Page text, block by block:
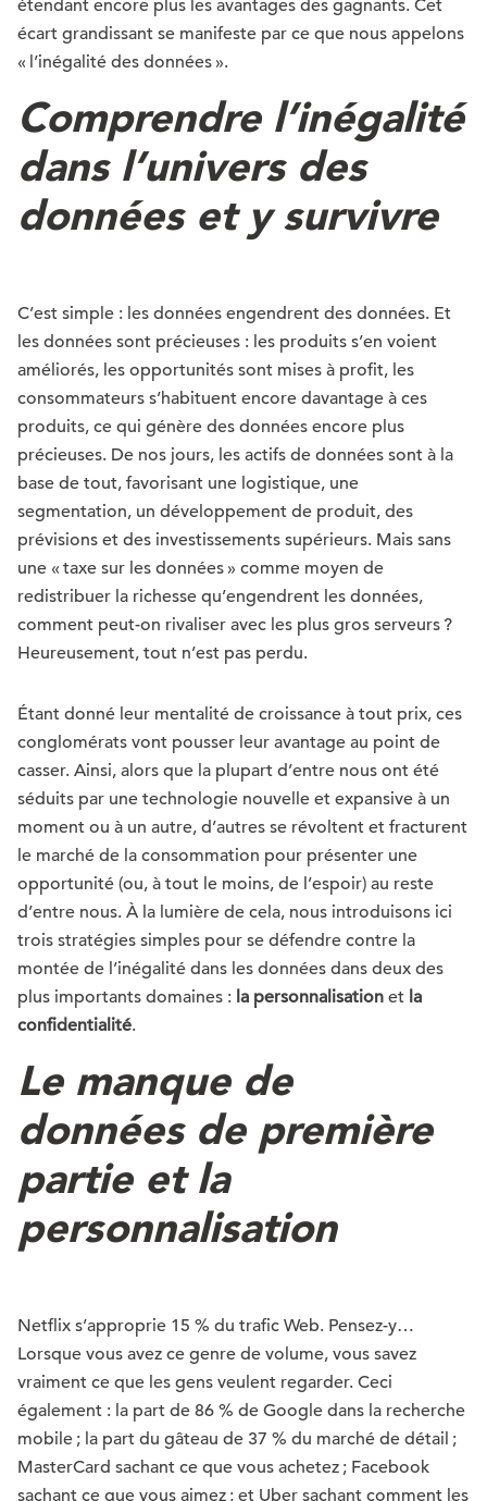
étendant encore plus les avantages des gagnants. Cet
écart grandissant se manifeste par ce que nous appelons
« l’inégalité des données ».
Comprendre l’inégalité
dans l’univers des
données et y survivre
C’est simple : les données engendrent des données. Et
les données sont précieuses : les produits s’en voient
améliorés, les opportunités sont mises à profit, les
consommateurs s’habituent encore davantage à ces
produits, ce qui génère des données encore plus
précieuses. De nos jours, les actifs de données sont à la
base de tout, favorisant une logistique, une
segmentation, un développement de produit, des
prévisions et des investissements supérieurs. Mais sans
une « taxe sur les données » comme moyen de
redistribuer la richesse qu’engendrent les données,
comment peut-on rivaliser avec les plus gros serveurs ?
Heureusement, tout n’est pas perdu.
Étant donné leur mentalité de croissance à tout prix, ces
conglomérats vont pousser leur avantage au point de
casser. Ainsi, alors que la plupart d’entre nous ont été
séduits par une technologie nouvelle et expansive à un
moment ou à un autre, d’autres se révoltent et fracturent
le marché de la consommation pour présenter une
opportunité (ou, à tout le moins, de l’espoir) au reste
d’entre nous. À la lumière de cela, nous introduisons ici
trois stratégies simples pour se défendre contre la
montée de l’inégalité dans les données dans deux des
plus importants domaines : la personnalisation et la
confidentialité.
Le manque de
données de première
partie et la
personnalisation
Netflix s’approprie 15 % du trafic Web. Pensez-y…
Lorsque vous avez ce genre de volume, vous savez
vraiment ce que les gens veulent regarder. Ceci
également : la part de 86 % de Google dans la recherche
mobile ; la part du gâteau de 37 % du marché de détail ;
MasterCard sachant ce que vous achetez ; Facebook
sachant ce que vous aimez ; et Uber sachant comment les